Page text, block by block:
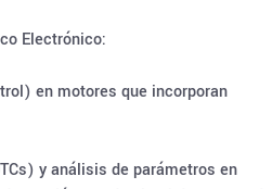
Electrónico:
en motores que incorporan
y análisis de parámetros en